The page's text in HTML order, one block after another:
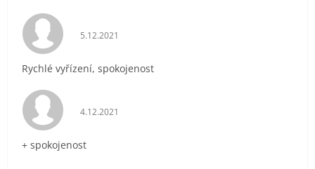
Hodnocení obchodu je 5 z 5 hvězdiček.
5.12.2021
Rychlé vyřízení, spokojenost
Hodnocení obchodu je 5 z 5 hvězdiček.
4.12.2021
+ spokojenost